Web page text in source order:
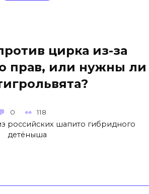
цирка из-за
прав, или нужны ли
0 118
российских шапито гибридного
детёныша